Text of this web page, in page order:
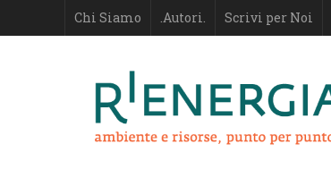
Chi Siamo .Autori. Scrivi per Noi